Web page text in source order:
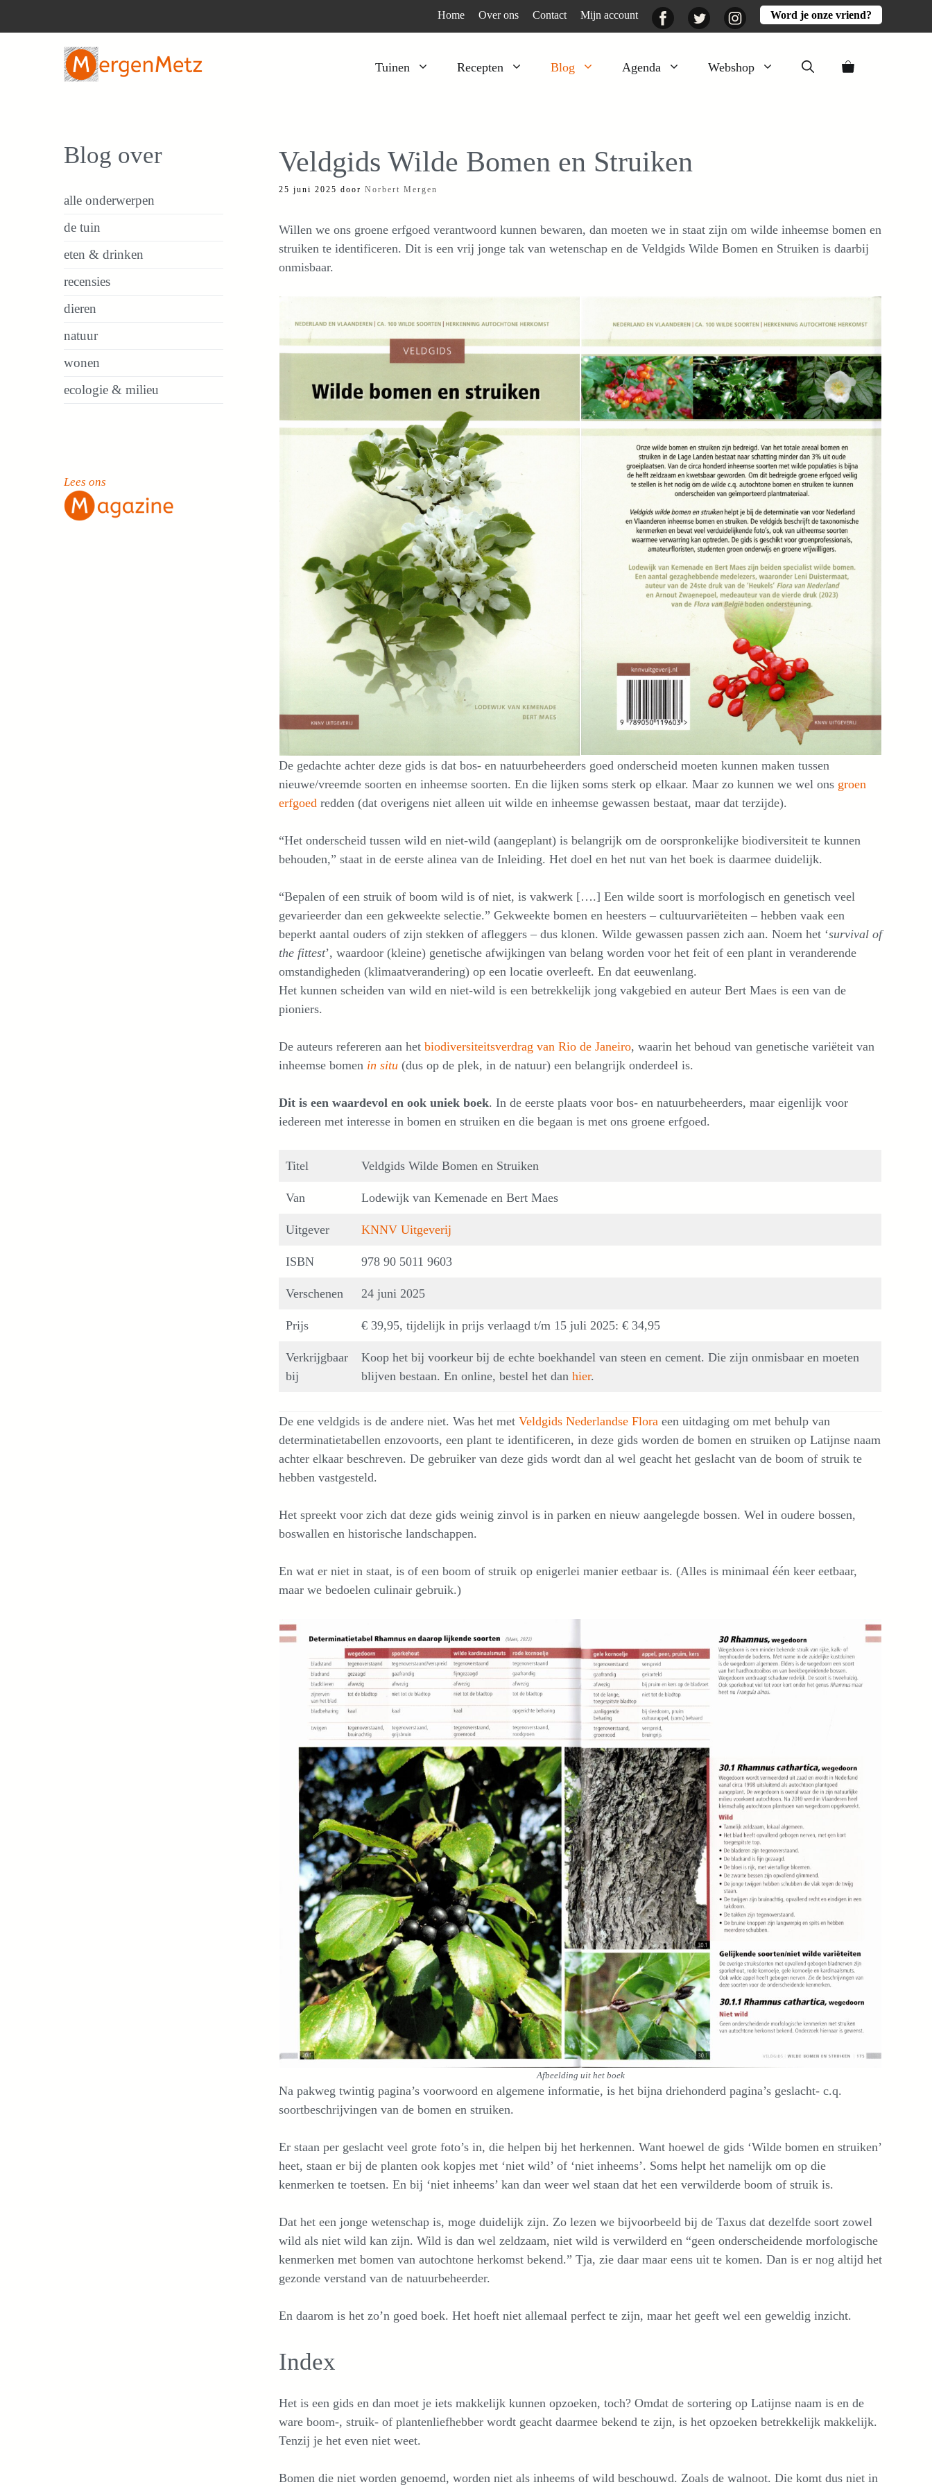
Home Over ons Contact Mijn account FacebookTwitter InstagramWord je onze vriend?
Tuinen Recepten Blog Agenda Webshop
Kruiden
Moestuin
Voedselbos
Peulgroenten
Wortelgroenten Lekker
Veldgids Wilde Bomen en Struiken
25 juni 2025 door Norbert Mergen
Willen we ons groene erfgoed verantwoord kunnen bewaren, dan moeten we in staat zijn om wilde inheemse bomen en
struiken te identificeren. Dit is een vrij jonge tak van wetenschap en de Veldgids Wilde Bomen en Struiken is daarbij
onmisbaar.
De gedachte achter deze gids is dat bos- en natuurbeheerders goed onderscheid moeten kunnen maken tussen
nieuwe/vreemde soorten en inheemse soorten. En die lijken soms sterk op elkaar. Maar zo kunnen we wel ons groen
erfgoed redden (dat overigens niet alleen uit wilde en inheemse gewassen bestaat, maar dat terzijde).
“Het onderscheid tussen wild en niet-wild (aangeplant) is belangrijk om de oorspronkelijke biodiversiteit te kunnen
behouden,” staat in de eerste alinea van de Inleiding. Het doel en het nut van het boek is daarmee duidelijk.
“Bepalen of een struik of boom wild is of niet, is vakwerk [….] Een wilde soort is morfologisch en genetisch veel
gevarieerder dan een gekweekte selectie.” Gekweekte bomen en heesters – cultuurvariëteiten – hebben vaak een
beperkt aantal ouders of zijn stekken of afleggers – dus klonen. Wilde gewassen passen zich aan. Noem het ‘survival of
the fittest’, waardoor (kleine) genetische afwijkingen van belang worden voor het feit of een plant in veranderende
omstandigheden (klimaatverandering) op een locatie overleeft. En dat eeuwenlang.
Het kunnen scheiden van wild en niet-wild is een betrekkelijk jong vakgebied en auteur Bert Maes is een van de
pioniers.
De auteurs refereren aan het biodiversiteitsverdrag van Rio de Janeiro, waarin het behoud van genetische variëteit van
inheemse bomen in situ (dus op de plek, in de natuur) een belangrijk onderdeel is.
Dit is een waardevol en ook uniek boek. In de eerste plaats voor bos- en natuurbeheerders, maar eigenlijk voor
iedereen met interesse in bomen en struiken en die begaan is met ons groene erfgoed.
Titel Veldgids Wilde Bomen en Struiken
Van Lodewijk van Kemenade en Bert Maes
Uitgever KNNV Uitgeverij
ISBN 978 90 5011 9603
Verschenen 24 juni 2025
Prijs € 39,95, tijdelijk in prijs verlaagd t/m 15 juli 2025: € 34,95
Verkrijgbaar
bij
Koop het bij voorkeur bij de echte boekhandel van steen en cement. Die zijn onmisbaar en moeten
blijven bestaan. En online, bestel het dan hier.
De ene veldgids is de andere niet. Was het met Veldgids Nederlandse Flora een uitdaging om met behulp van
determinatietabellen enzovoorts, een plant te identificeren, in deze gids worden de bomen en struiken op Latijnse naam
achter elkaar beschreven. De gebruiker van deze gids wordt dan al wel geacht het geslacht van de boom of struik te
hebben vastgesteld.
Het spreekt voor zich dat deze gids weinig zinvol is in parken en nieuw aangelegde bossen. Wel in oudere bossen,
boswallen en historische landschappen.
En wat er niet in staat, is of een boom of struik op enigerlei manier eetbaar is. (Alles is minimaal één keer eetbaar,
maar we bedoelen culinair gebruik.)
Afbeelding uit het boek
Na pakweg twintig pagina’s voorwoord en algemene informatie, is het bijna driehonderd pagina’s geslacht- c.q.
soortbeschrijvingen van de bomen en struiken.
Er staan per geslacht veel grote foto’s in, die helpen bij het herkennen. Want hoewel de gids ‘Wilde bomen en struiken’
heet, staan er bij de planten ook kopjes met ‘niet wild’ of ‘niet inheems’. Soms helpt het namelijk om op die
kenmerken te toetsen. En bij ‘niet inheems’ kan dan weer wel staan dat het een verwilderde boom of struik is.
Dat het een jonge wetenschap is, moge duidelijk zijn. Zo lezen we bijvoorbeeld bij de Taxus dat dezelfde soort zowel
wild als niet wild kan zijn. Wild is dan wel zeldzaam, niet wild is verwilderd en “geen onderscheidende morfologische
kenmerken met bomen van autochtone herkomst bekend.” Tja, zie daar maar eens uit te komen. Dan is er nog altijd het
gezonde verstand van de natuurbeheerder.
En daarom is het zo’n goed boek. Het hoeft niet allemaal perfect te zijn, maar het geeft wel een geweldig inzicht.
Index
Het is een gids en dan moet je iets makkelijk kunnen opzoeken, toch? Omdat de sortering op Latijnse naam is en de
ware boom-, struik- of plantenliefhebber wordt geacht daarmee bekend te zijn, is het opzoeken betrekkelijk makkelijk.
Tenzij je het even niet weet.
Bomen die niet worden genoemd, worden niet als inheems of wild beschouwd. Zoals de walnoot. Die komt dus niet in
Blog over
alle onderwerpen
de tuin
eten & drinken
recensies
dieren
natuur
wonen
ecologie & milieu
Lees ons